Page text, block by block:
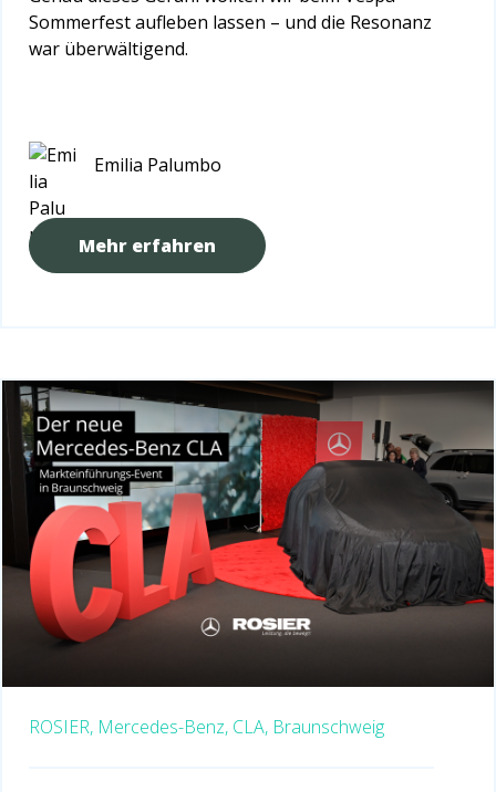
Sommerfest aufleben lassen – und die Resonanz
war überwältigend.
Emilia Palumbo
Mehr erfahren
ROSIER, Mercedes-Benz, CLA, Braunschweig